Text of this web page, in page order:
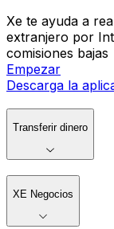
Xe te ayuda a
extranjero por
comisiones bajas
Empezar
Descarga la
Transferir dinero
XE Negocios